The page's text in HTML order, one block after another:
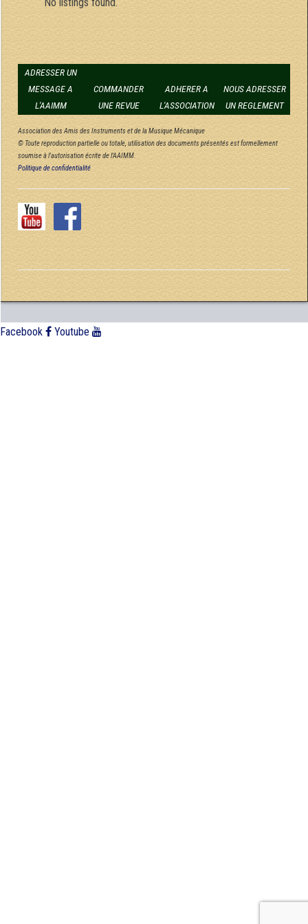
ADRESSER UN
MESSAGE A
L'AAIMM
COMMANDER
UNE REVUE
ADHERER A
L'ASSOCIATION
NOUS ADRESSER
UN REGLEMENT
Association des Amis des Instruments et de la Musique Mécanique
© Toute reproduction partielle ou totale, utilisation des documents présentés est formellement
soumise à l'autorisation écrite de l'AAIMM.
Politique de confidentialité
Facebook Youtube